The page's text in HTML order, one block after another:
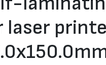
laser